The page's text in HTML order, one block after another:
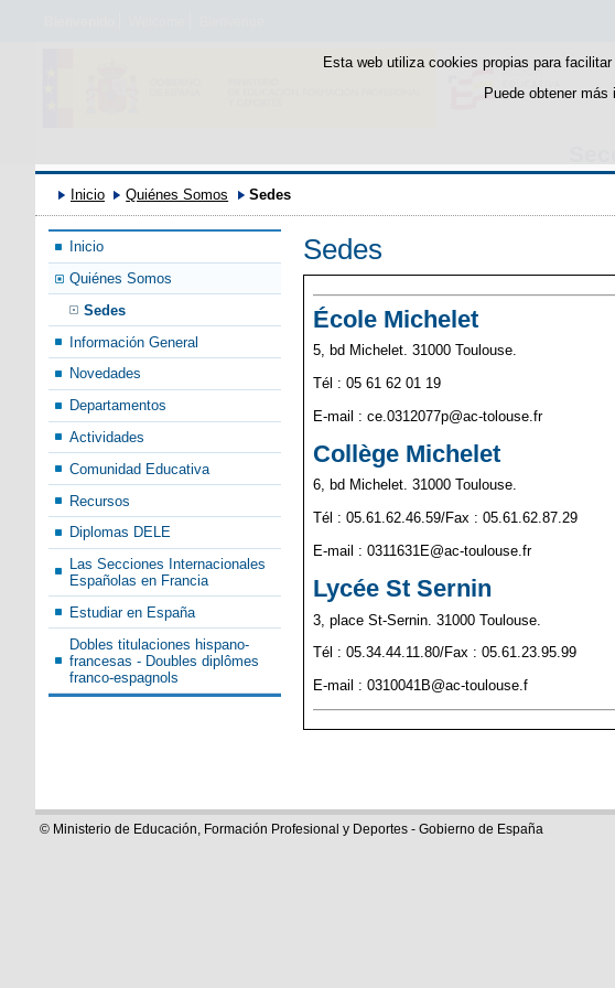
Esta web utiliza cookies propias para
Puede obtener
Inicio Quiénes Somos Sedes
Inicio
Quiénes Somos
Sedes
Información General
Novedades
Departamentos
Actividades
Comunidad Educativa
Recursos
Diplomas DELE
Las Secciones Internacionales
Españolas en Francia
Estudiar en España
Dobles titulaciones hispano-
francesas - Doubles diplômes
franco-espagnols
Sedes
École Michelet
5, bd Michelet. 31000 Toulouse.
Tél : 05 61 62 01 19
E-mail : ce.0312077p@ac-tolouse.fr
Collège Michelet
6, bd Michelet. 31000 Toulouse.
Tél : 05.61.62.46.59/Fax : 05.61.62.87.29
E-mail : 0311631E@ac-toulouse.fr
Lycée St Sernin
3, place St-Sernin. 31000 Toulouse.
Tél : 05.34.44.11.80/Fax : 05.61.23.95.99
E-mail : 0310041B@ac-toulouse.f
© Ministerio de Educación, Formación Profesional y Deportes - Gobierno de España